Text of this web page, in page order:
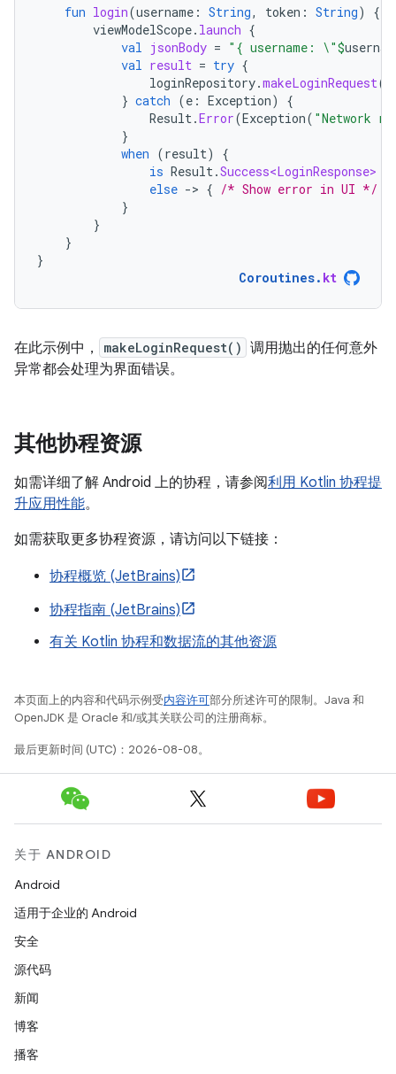
fun login(username : String, token : String)
{
viewModelScope. launch {
val jsonBody = "{ username: \"$
val result = try {
loginRepository.makeLoginRequest(
} catch (e : Exception)
{
Result.Error(Exception( "Network
}
when (result)
{
is Result.Success<LoginResponse>
else -> { /* Show error in UI */
}
}
}
}
Coroutines. kt
在此示例中， makeLoginRequest() 调用抛出的任何意外
异常都会处理为界面错误。
其他协程资源
如需详细了解 Android 上的协程，请参阅利用 Kotlin 协程提
升应用性能。
如需获取更多协程资源，请访问以下链接：
协程概览 (JetBrains)
协程指南 (JetBrains)
有关 Kotlin 协程和数据流的其他资源
本页面上的内容和代码示例受内容许可部分所述许可的限制。Java 和
OpenJDK 是 Oracle 和/或其关联公司的注册商标。
最后更新时间 (UTC)：2026-08-08。
关于 ANDROID
Android
适用于企业的 Android
安全
源代码
新闻
博客
播客